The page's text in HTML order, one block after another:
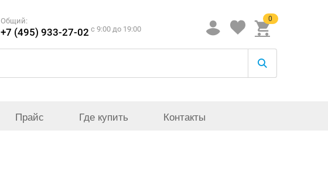
Общий:
+7 (495) 933-27-02 c 9:00 до 19:00
0
Прайс Где купить Контакты